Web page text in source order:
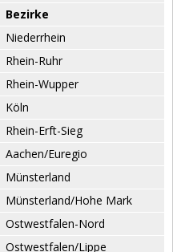
Bezirke
Niederrhein
Rhein-Ruhr
Rhein-Wupper
Köln
Rhein-Erft-Sieg
Aachen/Euregio
Münsterland
Münsterland/Hohe Mark
Ostwestfalen-Nord
Ostwestfalen/Lippe